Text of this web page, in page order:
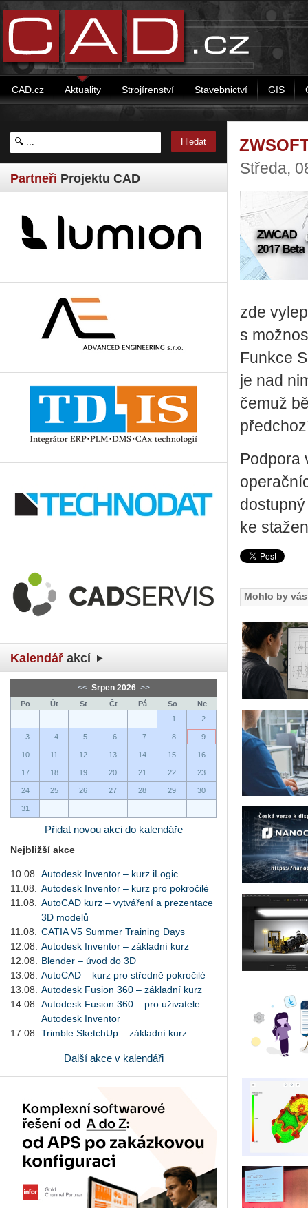
CAD.cz Aktuality Strojírenství Stavebnictví GIS
Partneři Projektu CAD
Kalendář akcí
<< Srpen 2026 >>
Po Út St Čt Pá So
Ne
1
2
3 4 5 6 7 8 9
10 11 12 13 14 15 16
17 18 19 20 21 22 23
24 25 26 27 28 29 30
31
Přidat novou akci do kalendáře
Nejbližší akce
10.08.
Autodesk Inventor – kurz iLogic
11.08.
Autodesk Inventor – kurz pro pokročilé
11.08.
AutoCAD kurz – vytváření a prezentace
3D modelů
11.08.
CATIA V5 Summer Training Days
12.08.
Autodesk Inventor – základní kurz
12.08.
Blender – úvod do 3D
13.08.
AutoCAD – kurz pro středně pokročilé
13.08.
Autodesk Fusion 360 – základní kurz
14.08.
Autodesk Fusion 360 – pro uživatele
Autodesk Inventor
17.08.
Trimble SketchUp – základní kurz
Další akce v kalendáři
Středa,
zde
s
Funkce
je nad
čemuž
Podpora
ke
Mohlo by